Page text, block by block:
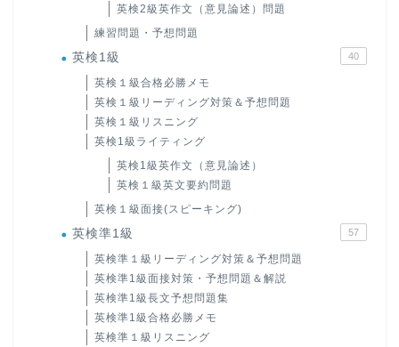
英検2級英作文（意見論述）問題
練習問題・予想問題
英検1級 40
英検１級合格必勝メモ
英検１級リーディング対策＆予想問題
英検１級リスニング
英検1級ライティング
英検1級英作文（意見論述）
英検１級英文要約問題
英検１級面接(スピーキング)
英検準1級 57
英検準１級リーディング対策＆予想問題
英検準1級面接対策・予想問題＆解説
英検準1級長文予想問題集
英検準1級合格必勝メモ
英検準１級リスニング